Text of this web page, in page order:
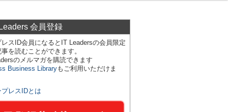
会員登録
スID会員になるとIT Leadersの会員限定
を読むことができます。
のメルマガを購読できます
Business Libraryもご利用いただけま
プレスIDとは